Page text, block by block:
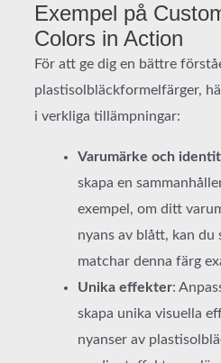
Exempel på
Colors in Action
För att ge dig en bättre
plastisolbläckformelfärger,
i verkliga tillämpningar:
Varumärke och
skapa en
exempel, om ditt
nyans av blått, kan du
matchar denna färg
Unika effekter:
skapa unika visuella
nyanser av